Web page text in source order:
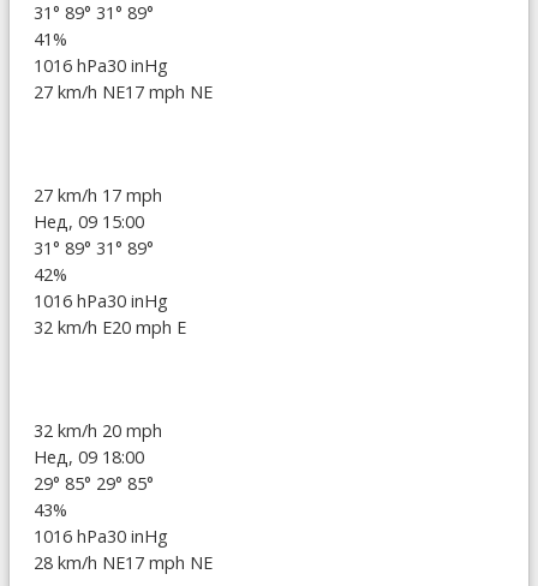
31° 89° 31° 89°
41%
1016 hPa30 inHg
27 km/h NE17 mph NE
27 km/h 17 mph
Нед, 09 15:00
31° 89° 31° 89°
42%
1016 hPa30 inHg
32 km/h E20 mph E
32 km/h 20 mph
Нед, 09 18:00
29° 85° 29° 85°
43%
1016 hPa30 inHg
28 km/h NE17 mph NE